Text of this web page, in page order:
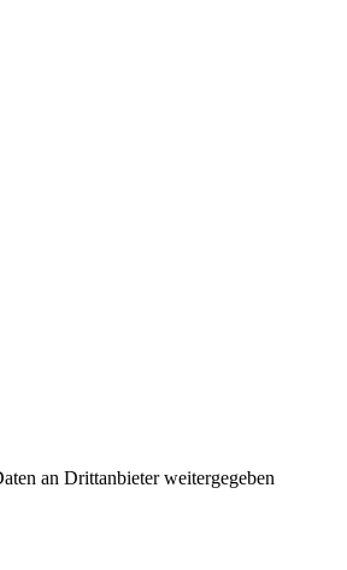
an Drittanbieter weitergegeben